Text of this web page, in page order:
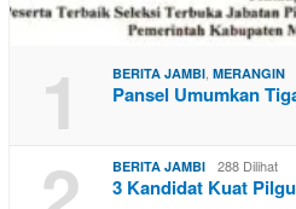
1 BERITA JAMBI, MERANGIN
Pansel Umumkan
BERITA JAMBI 288 Dilihat
3 Kandidat Kuat